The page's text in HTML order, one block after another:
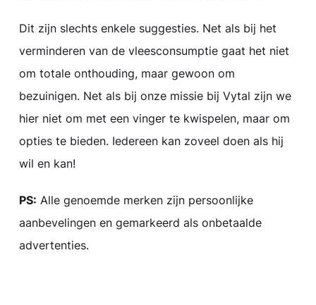
Dit zijn slechts enkele suggesties. Net als bij het
verminderen van de vleesconsumptie gaat het niet
om totale onthouding, maar gewoon om
bezuinigen. Net als bij onze missie bij Vytal zijn we
hier niet om met een vinger te kwispelen, maar om
opties te bieden. Iedereen kan zoveel doen als hij
wil en kan!
PS: Alle genoemde merken zijn persoonlijke
aanbevelingen en gemarkeerd als onbetaalde
advertenties.